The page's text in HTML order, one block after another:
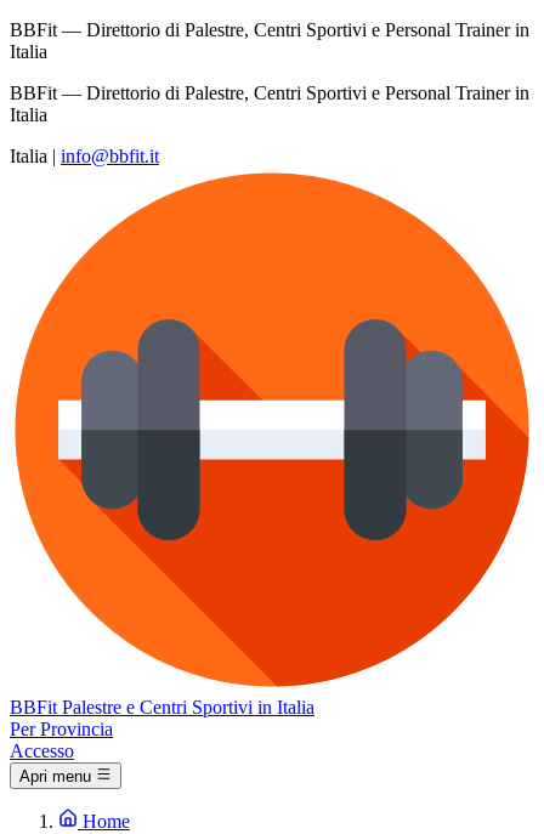
BBFit — Direttorio di Palestre, Centri Sportivi e Personal Trainer in
Italia
BBFit — Direttorio di Palestre, Centri Sportivi e Personal Trainer in
Italia
Italia | info@bbfit.it
BBFit Palestre e Centri Sportivi in Italia
Per Provincia
Accesso
Apri menu
Home